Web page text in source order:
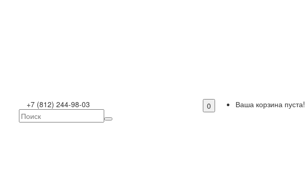
+7 (812) 244-98-03 0 Ваша корзина пуста!